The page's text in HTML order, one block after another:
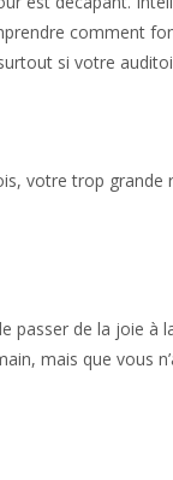
comment
si votre
votre trop
de la joie à
mais que vous